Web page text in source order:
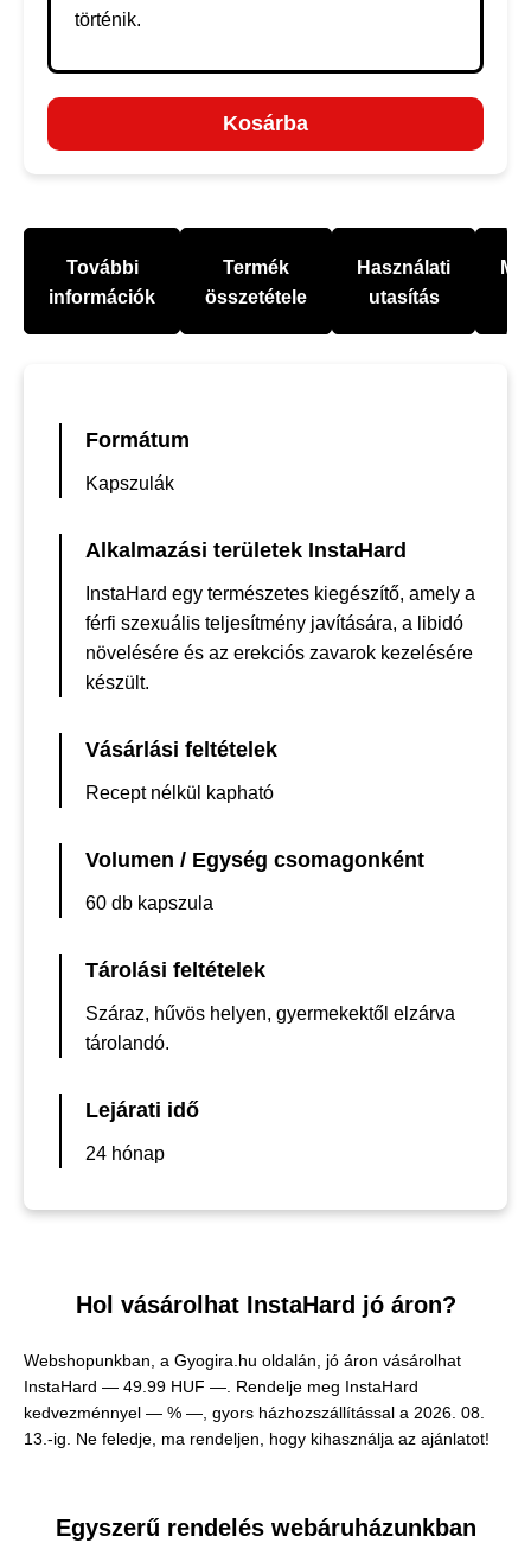
történik.
Kosárba
További
információk
Termék
összetétele
Használati
utasítás
Formátum
Kapszulák
Alkalmazási területek InstaHard
InstaHard egy természetes kiegészítő, amely a
férfi szexuális teljesítmény javítására, a libidó
növelésére és az erekciós zavarok kezelésére
készült.
Vásárlási feltételek
Recept nélkül kapható
Volumen / Egység csomagonként
60 db kapszula
Tárolási feltételek
Száraz, hűvös helyen, gyermekektől elzárva
tárolandó.
Lejárati idő
24 hónap
Hol vásárolhat InstaHard jó áron?
Webshopunkban, a Gyogira.hu oldalán, jó áron vásárolhat
InstaHard — 49.99 HUF — . Rendelje meg InstaHard
kedvezménnyel — % —, gyors házhozszállítással a 2026. 08.
13.-ig. Ne feledje, ma rendeljen, hogy kihasználja az ajánlatot!
Egyszerű rendelés webáruházunkban